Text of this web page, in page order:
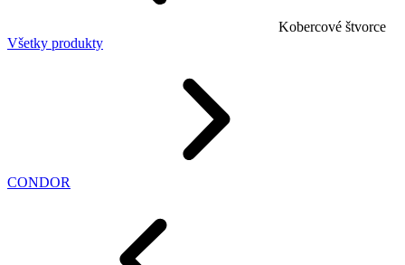
Kobercové štvorce
Všetky produkty
CONDOR